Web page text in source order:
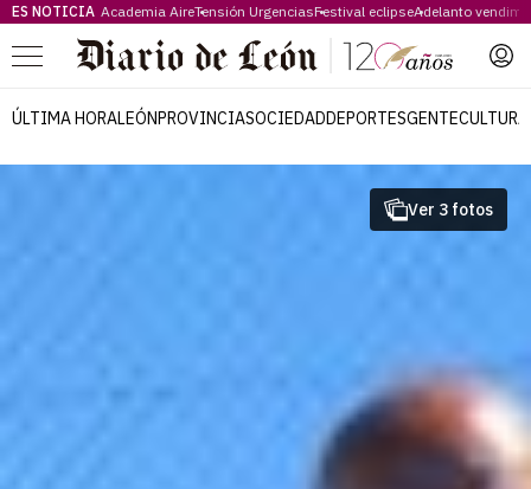
ES NOTICIA Academia AireTensión UrgenciasFestival eclipseAdelanto
Menú
ÚLTIMA HORALEÓNPROVINCIASOCIEDADDEPORTESGENTECULTURA
Ver 3 fotos